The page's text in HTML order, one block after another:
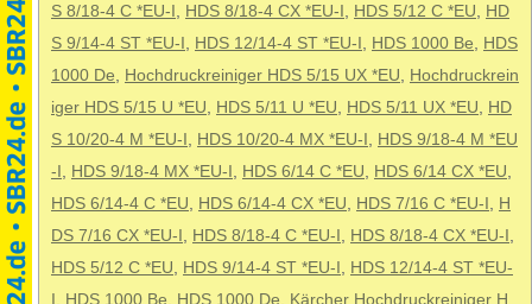
S 8/18-4 C *EU-I , HDS 8/18-4 CX *EU-I , HDS 5/12 C *EU, HD
S 9/14-4 ST *EU-I , HDS 12/14-4 ST *EU-I , HDS 1000 Be, HDS
1000 De, Hochdruckreiniger HDS 5/15 UX *EU, Hochdruckrein
iger HDS 5/15 U *EU, HDS 5/11 U *EU, HDS 5/11 UX *EU, HD
S 10/20-4 M *EU-I , HDS 10/20-4 MX *EU-I , HDS 9/18-4 M *EU
-I , HDS 9/18-4 MX *EU-I , HDS 6/14 C *EU, HDS 6/14 CX *EU,
HDS 6/14-4 C *EU, HDS 6/14-4 CX *EU, HDS 7/16 C *EU-I , H
DS 7/16 CX *EU-I , HDS 8/18-4 C *EU-I , HDS 8/18-4 CX *EU-I ,
HDS 5/12 C *EU, HDS 9/14-4 ST *EU-I , HDS 12/14-4 ST *EU-
, HDS 1000 Be, HDS 1000 De, Kärcher Hochdruckreiniger H